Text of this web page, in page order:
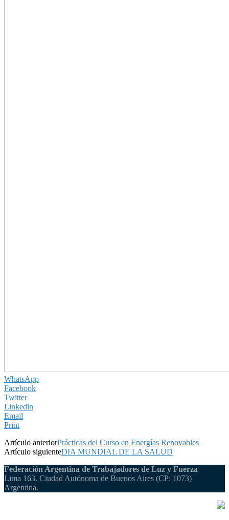
WhatsApp
Facebook
Twitter
Linkedin
Email
Print
Artículo anteriorPrácticas del Curso en Energías Renovables
Artículo siguienteDIA MUNDIAL DE LA SALUD
Federación Argentina de Trabajadores de Luz y Fuerza
Lima 163. Ciudad Autónoma de Buenos Aires (CP: 1073)
Argentina.